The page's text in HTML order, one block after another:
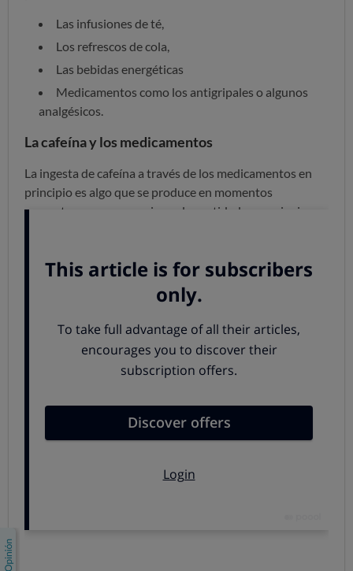
Las infusiones de té,
Los refrescos de cola,
Las bebidas energéticas
Medicamentos como los antigripales o algunos
analgésicos.
La cafeína y los medicamentos
La ingesta de cafeína a través de los medicamentos en
principio es algo que se produce en momentos
concretos, pero en ocasiones la cantidad que se ingiere
cafeína pertenece a un grupo de sustancias
, y desde el punto de vista
Efectos estimulantes del sistema nervioso central,
por lo que disminuye el cansancio y la sensación de
Estimula el músculo cardiaco,
También es vasoconstrictor a nivel cerebral, lo que
Además estimula el músculo esquelético, y la